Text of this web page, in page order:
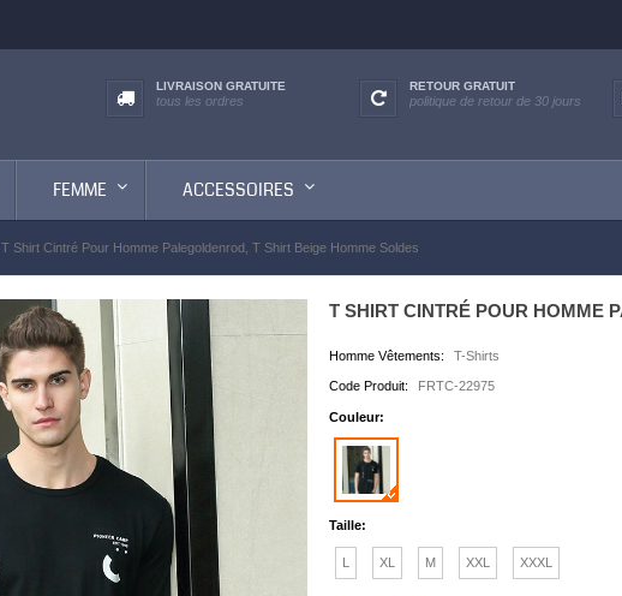
LIVRAISON GRATUITE
tous les ordres
RETOUR GRATUIT
politique de retour de 30 jours
FEMME ACCESSOIRES
T Shirt Cintré Pour Homme Palegoldenrod, T Shirt Beige Homme Soldes
T SHIRT CINTRÉ POUR HOMME
Homme Vêtements: T-Shirts
Code Produit: FRTC-22975
Couleur:
Taille:
L XL M XXL XXXL